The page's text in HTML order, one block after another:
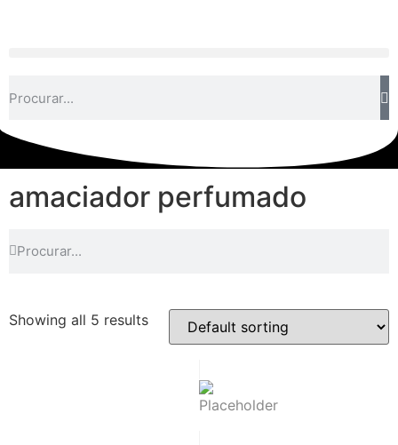
amaciador perfumado
Showing all 5 results